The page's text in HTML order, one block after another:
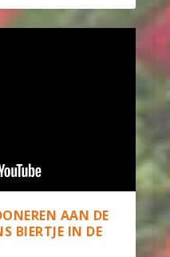
AAN DE
BIERTJE IN DE